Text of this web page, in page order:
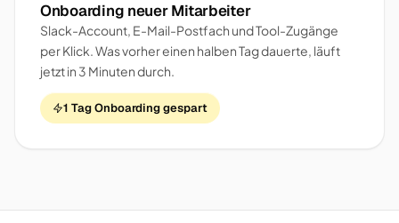
Onboarding neuer Mitarbeiter
Slack-Account, E-Mail-Postfach und Tool-Zugänge
per Klick. Was vorher einen halben Tag dauerte, läuft
jetzt in 3 Minuten durch.
1 Tag Onboarding gespart